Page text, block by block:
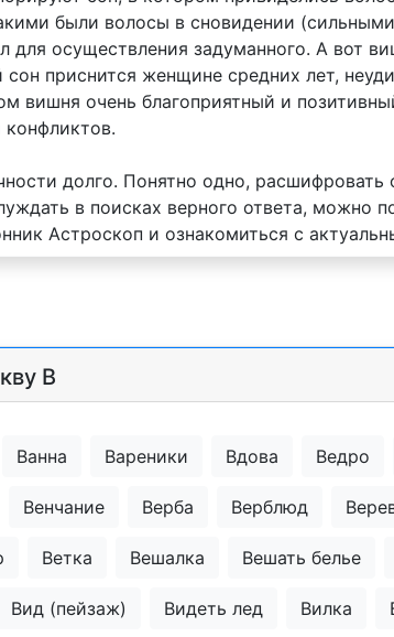
были волосы в сновидении
для осуществления задуманного. А вот
приснится женщине средних лет,
вишня очень благоприятный и
долго. Понятно одно, расшифровать
в поисках верного ответа, можно
Астроскоп и ознакомиться с
В
Ванна Вареники Вдова Ведро
Венчание Верба Верблюд
Ветка Вешалка Вешать белье
Вид (пейзаж) Видеть лед Вилка